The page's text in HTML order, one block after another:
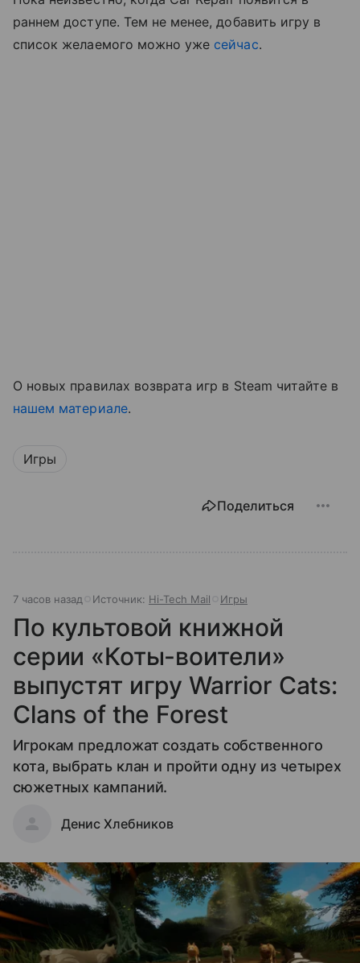
раннем доступе. Тем не менее, добавить игру в
список желаемого можно уже сейчас.
О новых правилах возврата игр в Steam читайте в
нашем материале.
Игры
Поделиться
7 часов назад Источник: Hi-Tech Mail Игры
По культовой книжной
серии «Коты-воители»
выпустят игру Warrior Cats:
Clans of the Forest
Игрокам предложат создать собственного
кота, выбрать клан и пройти одну из четырех
сюжетных кампаний.
Денис Хлебников